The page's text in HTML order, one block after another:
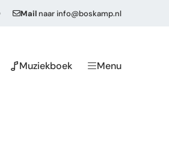
Mail naarinfo@boskamp.nl
Muziekboek Menu